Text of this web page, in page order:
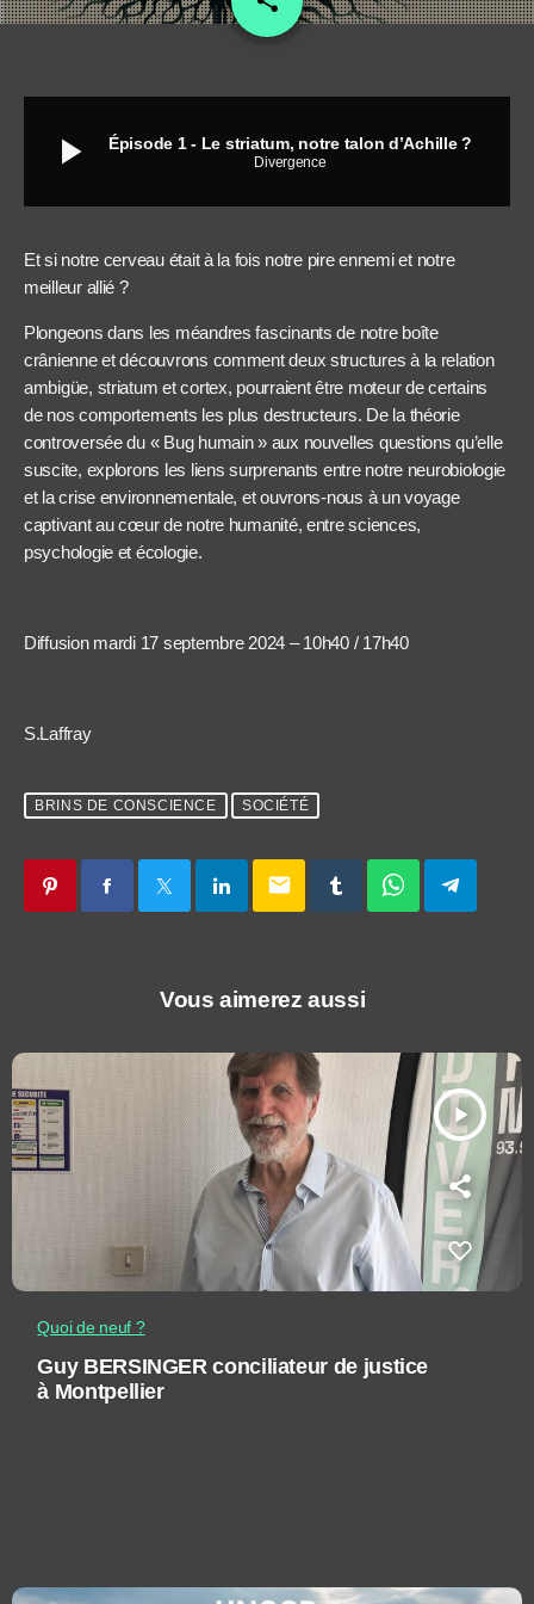
play_arrow Épisode 1 - Le striatum, notre talon d’Achille ?
Divergence
Et si notre cerveau était à la fois notre pire ennemi et notre
meilleur allié ?
Plongeons dans les méandres fascinants de notre boîte
crânienne et découvrons comment deux structures à la relation
ambigüe, striatum et cortex, pourraient être moteur de certains
de nos comportements les plus destructeurs. De la théorie
controversée du « Bug humain » aux nouvelles questions qu’elle
suscite, explorons les liens surprenants entre notre neurobiologie
et la crise environnementale, et ouvrons-nous à un voyage
captivant au cœur de notre humanité, entre sciences,
psychologie et écologie.
Diffusion mardi 17 septembre 2024 – 10h40 / 17h40
S.Laffray
BRINS DE CONSCIENCE SOCIÉTÉ
email
Vous aimerez aussi
play_arrow
Quoi de neuf ?
Guy BERSINGER conciliateur de justice
à Montpellier